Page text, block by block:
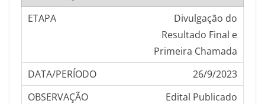
Divulgação do
Resultado Final e
Primeira Chamada
26/9/2023
Edital Publicado